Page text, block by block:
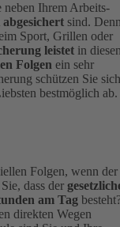
Ihrem Arbeits-
sind.
Sport, Grillen oder
leistet in
Folgen ein sehr
schützen Sie sich
bestmöglich ab.
Folgen, wenn der
dass der
am Tag
direkten Wegen